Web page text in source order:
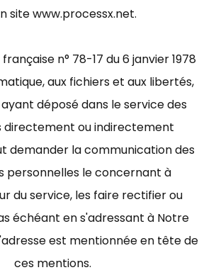
site www.processx.net.
n° 78-17 du 6 janvier 1978
aux fichiers et aux libertés,
déposé dans le service des
directement ou indirectement
demander la communication des
personnelles le concernant à
du service, les faire rectifier ou
échéant en s'adressant à Notre
est mentionnée en tête de
ces mentions.